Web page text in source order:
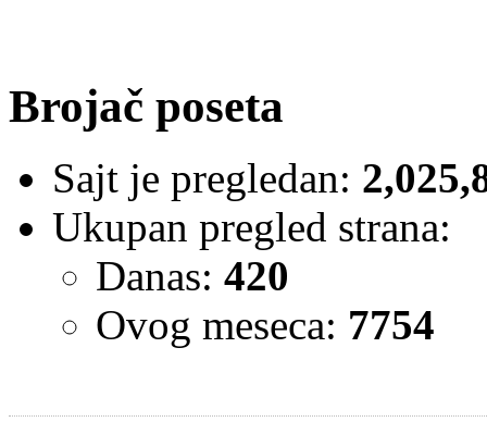
Brojač poseta
Sajt je pregledan:
Ukupan pregled strana:
Danas: 420
Ovog meseca: 7754